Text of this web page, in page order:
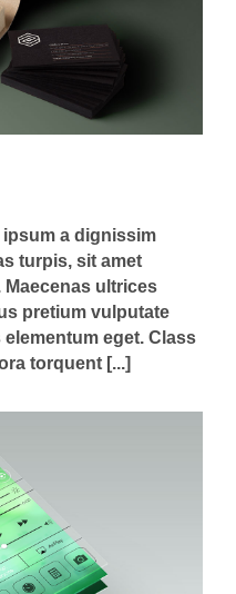
a dignissim
turpis, sit amet
ultrices
pretium vulputate
eget. Class
torquent [...]